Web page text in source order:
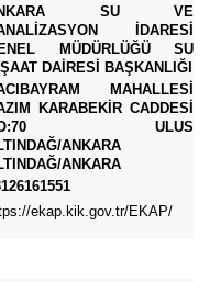
SU VE
İDARESİ
MÜDÜRLÜĞÜ SU
DAİRESİ BAŞKANLIĞI
MAHALLESİ
KARABEKİR CADDESİ
ULUS
ANKARA
ANKARA
ekap.kik.gov.tr/EKAP/